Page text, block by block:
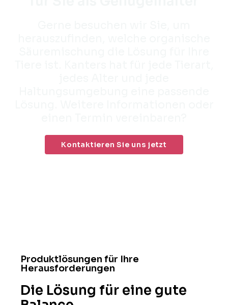
Kontaktieren Sie uns jetzt
Produktlösungen für Ihre
Herausforderungen
Die Lösung für eine gute